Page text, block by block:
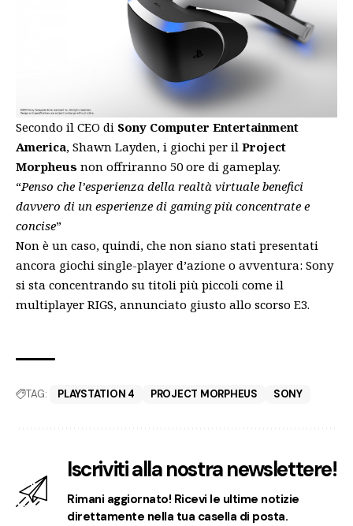
Secondo il CEO di Sony Computer Entertainment
America, Shawn Layden, i giochi per il Project
Morpheus non offriranno 50 ore di gameplay.
“Penso che l’esperienza della realtà virtuale benefici
davvero di un esperienze di gaming più concentrate e
concise”
Non è un caso, quindi, che non siano stati presentati
ancora giochi single-player d’azione o avventura: Sony
si sta concentrando su titoli più piccoli come il
multiplayer RIGS, annunciato giusto allo scorso E3.
TAG: PLAYSTATION 4 PROJECT MORPHEUS SONY
Iscriviti alla nostra newslettere!
Rimani aggiornato! Ricevi le ultime notizie
direttamente nella tua casella di posta.